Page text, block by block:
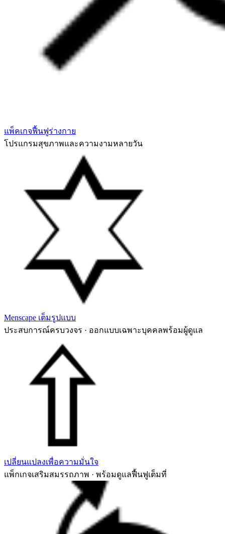
แพ็คเกจฟื้นฟูร่างกาย
โปรแกรมสุขภาพและความงามหลายวัน
Menscape เต็มรูปแบบ
ประสบการณ์ครบวงจร · ออกแบบเฉพาะบุคคลพร้อมผู้ดูแล
เปลี่ยนแปลงเพื่อความมั่นใจ
แพ็กเกจเสริมสมรรถภาพ · พร้อมดูแลฟื้นฟูเต็มที่